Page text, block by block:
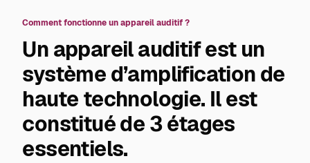
Comment fonctionne un appareil auditif ?
Un appareil auditif est un
système d’amplification de
haute technologie. Il est
constitué de 3 étages
essentiels.